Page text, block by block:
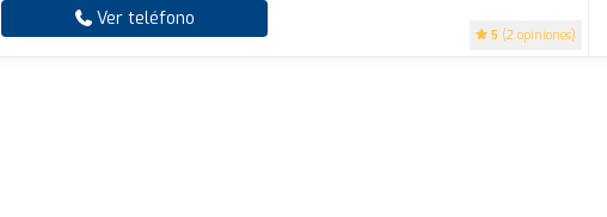
5 (2 opiniones)
Ver teléfono